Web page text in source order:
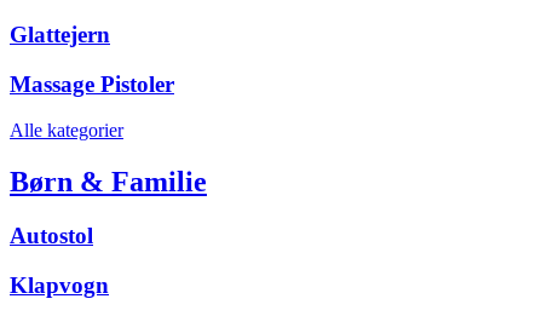
Glattejern
Massage Pistoler
Alle kategorier
Børn & Familie
Autostol
Klapvogn